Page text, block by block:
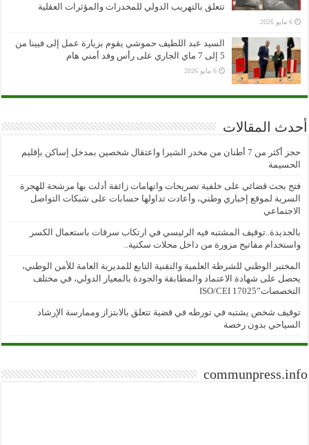
تتعلق بالتهريب الدولي للمخدرات والمؤثرات العقلية
6 مايو 2026
السيد عبد اللطيف حموشي يقوم بزيارة عمل إلى فيينا من
5 إلى 7 ماي الجاري على رأس وفد أمني هام
6 مايو 2026
أحدث المقالات
حجز أكثر من 7 أطنان من مخدر الشيرا واعتقال شخصين بمدخل إساكن بإقليم
الحسيمة
فتح بحث قضائي على خلفية تصريحات واتهامات زائفة أدلت بها مرشحة للهجرة
السرية لموقع إخباري وطني، وأعادت تداولها حسابات على شبكات التواصل
الاجتماعي
بالجديدة..توقيف المشتبه فيه الرئيسي في ارتكاب سرقات باستعمال الكسر
واستخدام مفاتيح مزورة من داخل محلات سكنية..
المختبر الوطني للشرطة العلمية والتقنية التابع للمديرية العامة للأمن الوطني،
يحصل على شهادة الاعتماد والمطابقة والجودة بالمعيار الدولي، في مختلف
التخصصات”ISO/CEI 17025
توقيف شخص يشتبه في تورطه في قضية تتعلق بالابتزاز وممارسة الإرشاد
السياحي بدون رخصة
communpress.info